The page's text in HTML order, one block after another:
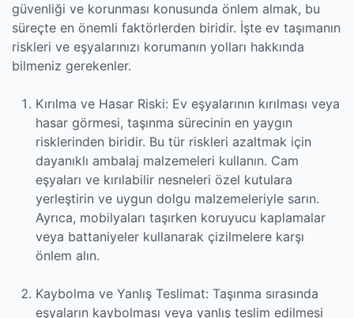
güvenliği ve korunması konusunda önlem almak, bu
süreçte en önemli faktörlerden biridir. İşte ev taşımanın
riskleri ve eşyalarınızı korumanın yolları hakkında
bilmeniz gerekenler.
Kırılma ve Hasar Riski: Ev eşyalarının kırılması veya
hasar görmesi, taşınma sürecinin en yaygın
risklerinden biridir. Bu tür riskleri azaltmak için
dayanıklı ambalaj malzemeleri kullanın. Cam
eşyaları ve kırılabilir nesneleri özel kutulara
yerleştirin ve uygun dolgu malzemeleriyle sarın.
Ayrıca, mobilyaları taşırken koruyucu kaplamalar
veya battaniyeler kullanarak çizilmelere karşı
önlem alın.
Kaybolma ve Yanlış Teslimat: Taşınma sırasında
eşyaların kaybolması veya yanlış teslim edilmesi